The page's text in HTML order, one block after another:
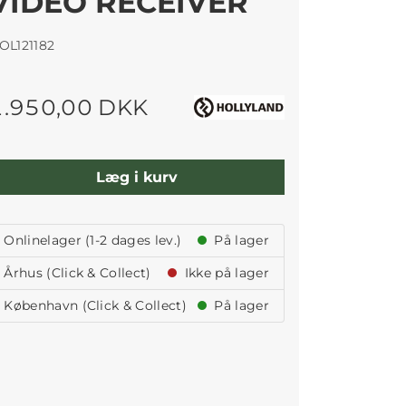
DKK
Læg i kurv
Onlinelager (1-2 dages lev.)
På lager
Århus (Click & Collect)
Ikke på lager
København (Click & Collect)
På lager